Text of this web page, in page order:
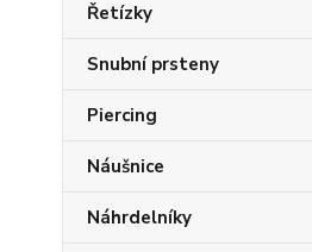
Řetízky
Snubní prsteny
Piercing
Náušnice
Náhrdelníky